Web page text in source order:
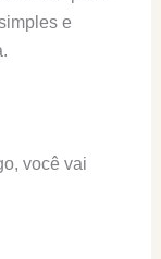
e
você vai